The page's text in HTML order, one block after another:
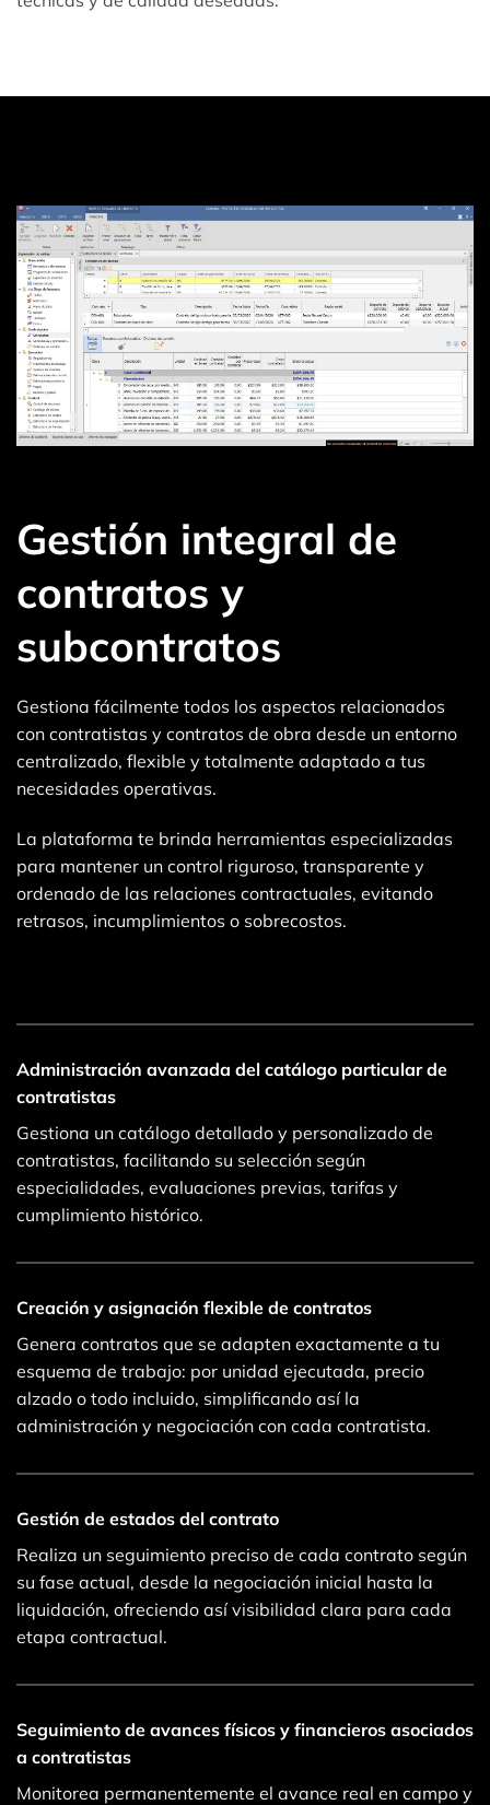
Gestión integral de
contratos y
subcontratos
Gestiona fácilmente todos los aspectos relacionados
con contratistas y contratos de obra desde un entorno
centralizado, flexible y totalmente adaptado a tus
necesidades operativas.
La plataforma te brinda herramientas especializadas
para mantener un control riguroso, transparente y
ordenado de las relaciones contractuales, evitando
retrasos, incumplimientos o sobrecostos.
Administración avanzada del catálogo particular de
contratistas
Gestiona un catálogo detallado y personalizado de
contratistas, facilitando su selección según
especialidades, evaluaciones previas, tarifas y
cumplimiento histórico.
Creación y asignación flexible de contratos
Genera contratos que se adapten exactamente a tu
esquema de trabajo: por unidad ejecutada, precio
alzado o todo incluido, simplificando así la
administración y negociación con cada contratista.
Gestión de estados del contrato
Realiza un seguimiento preciso de cada contrato según
su fase actual, desde la negociación inicial hasta la
liquidación, ofreciendo así visibilidad clara para cada
etapa contractual.
Seguimiento de avances físicos y financieros asociados
a contratistas
Monitorea permanentemente el avance real en campo y